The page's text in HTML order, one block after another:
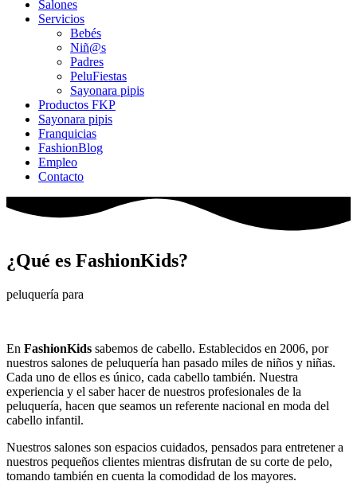
Salones
Servicios
Bebés
Niñ@s
Padres
PeluFiestas
Sayonara pipis
Productos FKP
Sayonara pipis
Franquicias
FashionBlog
Empleo
Contacto
¿Qué es FashionKids?
peluquería para
En FashionKids sabemos de cabello. Establecidos en 2006, por
nuestros salones de peluquería han pasado miles de niños y niñas.
Cada uno de ellos es único, cada cabello también. Nuestra
experiencia y el saber hacer de nuestros profesionales de la
peluquería, hacen que seamos un referente nacional en moda del
cabello infantil.
Nuestros salones son espacios cuidados, pensados para entretener a
nuestros pequeños clientes mientras disfrutan de su corte de pelo,
tomando también en cuenta la comodidad de los mayores.